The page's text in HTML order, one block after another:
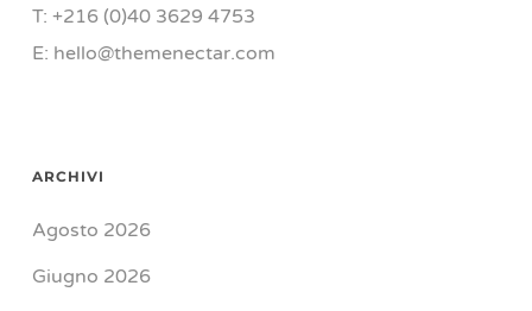
T: +216 (0)40 3629 4753
E: hello@themenectar.com
ARCHIVI
Agosto 2026
Giugno 2026